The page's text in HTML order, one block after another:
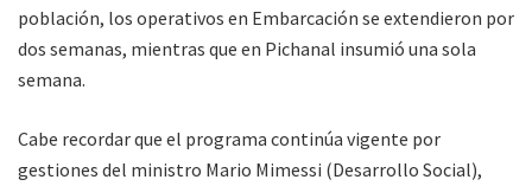
población, los operativos en Embarcación se extendieron por
dos semanas, mientras que en Pichanal insumió una sola
semana.
Cabe recordar que el programa continúa vigente por
gestiones del ministro Mario Mimessi (Desarrollo Social),